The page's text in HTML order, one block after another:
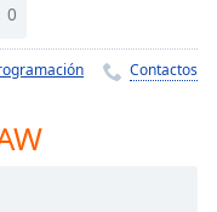
0
Contactos